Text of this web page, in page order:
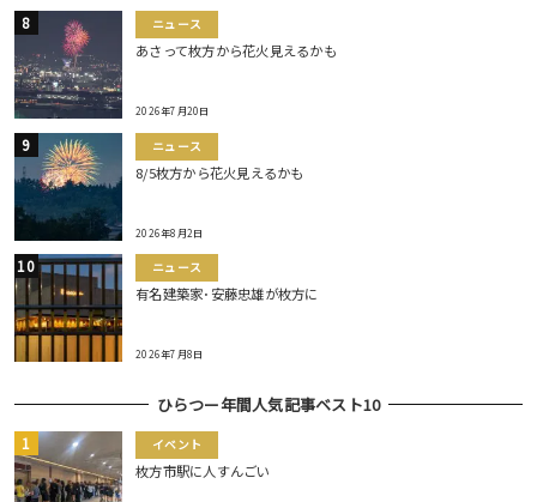
ニュース
あさって枚方から花火見えるかも
2026年7月20日
ニュース
8/5枚方から花火見えるかも
2026年8月2日
ニュース
有名建築家･安藤忠雄が枚方に
2026年7月8日
ひらつー年間人気記事ベスト10
イベント
枚方市駅に人すんごい